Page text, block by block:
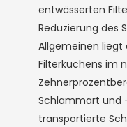
entwässerten
Reduzierung des
Allgemeinen liegt
Filterkuchens im
Schlammart und
transportierte